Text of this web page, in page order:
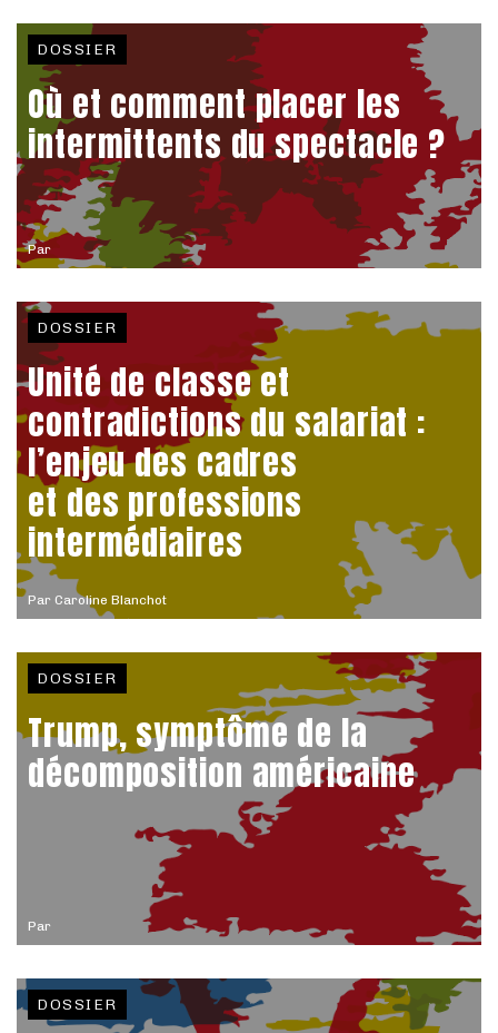
Par
DOSSIER
Où et comment placer les
intermittents du spectacle ?
Par Caroline Blanchot
DOSSIER
Unité de classe et
contradictions du salariat :
l’enjeu des cadres
et des professions
intermédiaires
Par
DOSSIER
Trump, symptôme de la
décomposition américaine
DOSSIER